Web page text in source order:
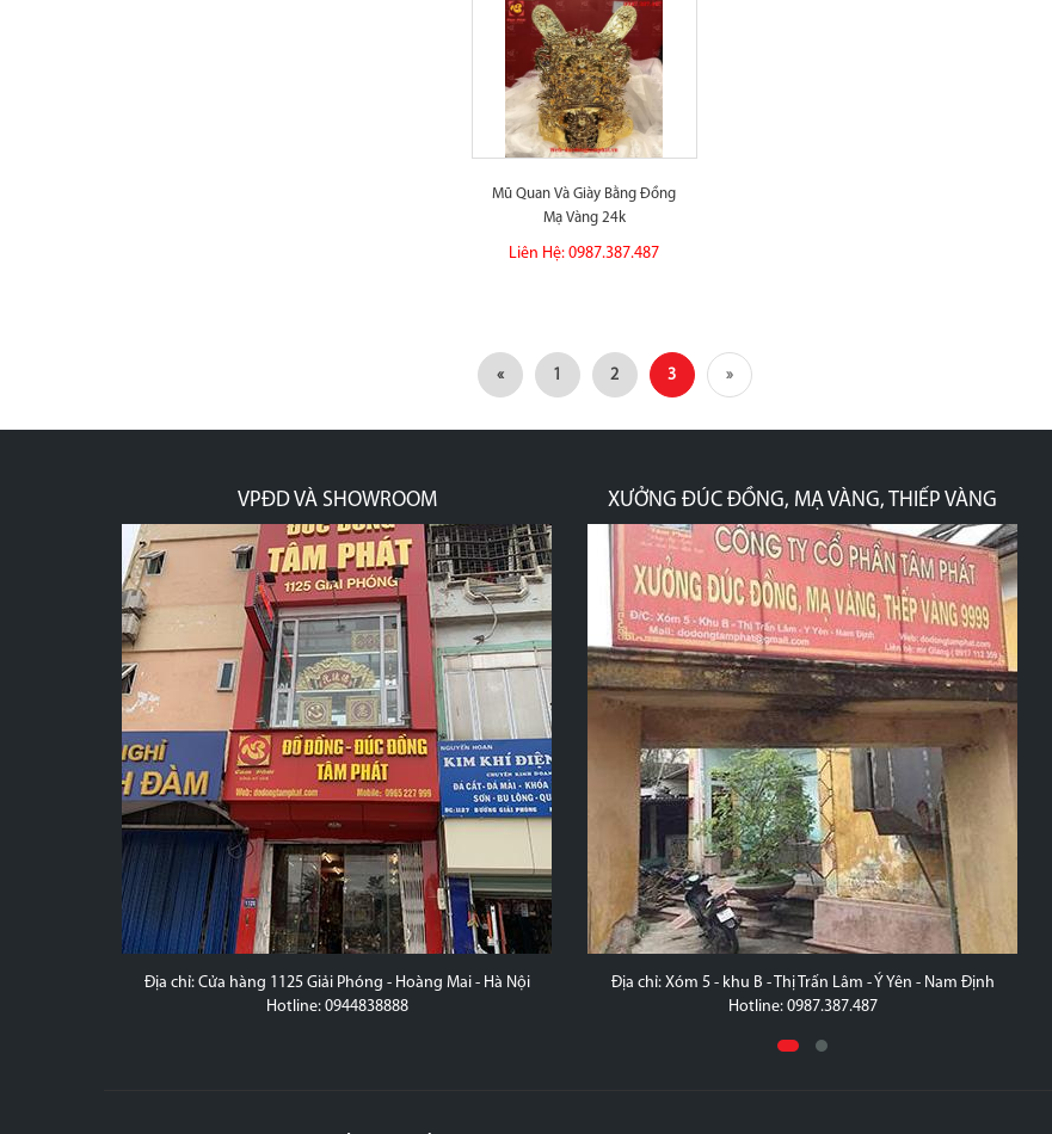
Mũ Quan Và Giày Bằng Đồng
Mạ Vàng 24k
Liên Hệ: 0987.387.487
« 1 2 3 »
VPĐD VÀ SHOWROOM
Địa chỉ: Cửa hàng 1125 Giải Phóng - Hoàng Mai - Hà Nội
Hotline: 0944838888
XƯỞNG ĐÚC ĐỒNG, MẠ VÀNG, THIẾP VÀNG
Địa chỉ: Xóm 5 - khu B - Thị Trấn Lâm - Ý Yên - Nam Định
Hotline: 0987.387.487